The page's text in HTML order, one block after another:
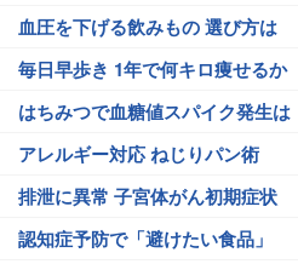
血圧を下げる飲みもの 選び方は
毎日早歩き 1年で何キロ痩せるか
はちみつで血糖値スパイク発生は
アレルギー対応 ねじりパン術
排泄に異常 子宮体がん初期症状
認知症予防で「避けたい食品」